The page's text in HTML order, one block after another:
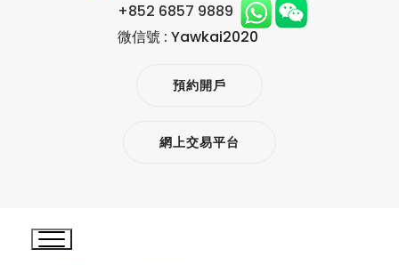
+852 6857 9889
微信號 : Yawkai2020
預約開戶
網上交易平台